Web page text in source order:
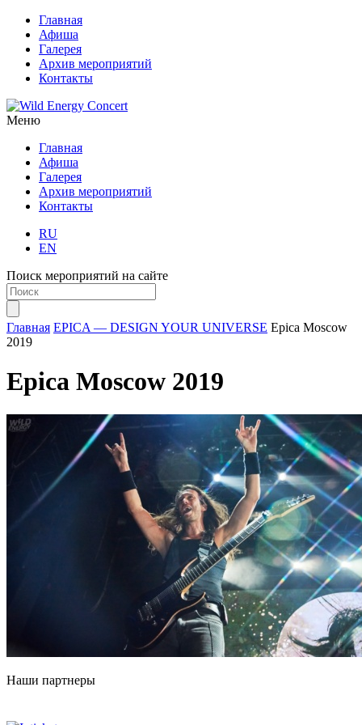
Главная
Афиша
Галерея
Архив мероприятий
Контакты
Меню
Главная
Афиша
Галерея
Архив мероприятий
Контакты
RU
EN
Поиск мероприятий на сайте
Главная EPICA — DESIGN YOUR UNIVERSE Epica Moscow
2019
Epica Moscow 2019
Наши партнеры